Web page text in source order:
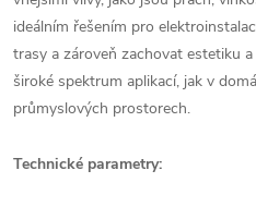
ideálním řešením pro
trasy a zároveň zachovat estetiku
široké spektrum aplikací, jak v
průmyslových prostorech.
Technické parametry: